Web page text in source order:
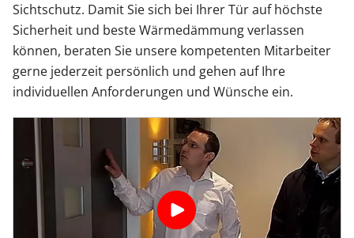
Sichtschutz. Damit Sie sich bei Ihrer Tür auf höchste
Sicherheit und beste Wärmedämmung verlassen
können, beraten Sie unsere kompetenten Mitarbeiter
gerne jederzeit persönlich und gehen auf Ihre
individuellen Anforderungen und Wünsche ein.